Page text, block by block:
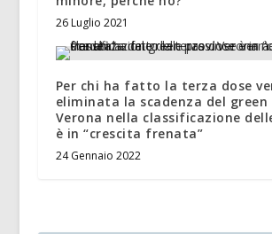
26 Luglio 2021
Per chi ha fatto la terza dose
eliminata la scadenza del green
Verona nella classificazione
è in “crescita frenata”
24 Gennaio 2022